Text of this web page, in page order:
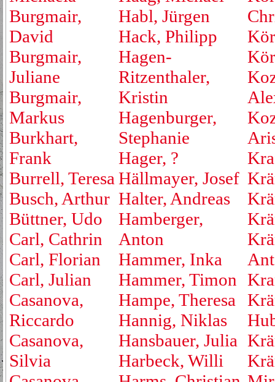
Burgmair,
David
Burgmair,
Juliane
Burgmair,
Markus
Burkhart,
Frank
Burrell, Teresa
Busch, Arthur
Büttner, Udo
Carl, Cathrin
Carl, Florian
Carl, Julian
Casanova,
Riccardo
Casanova,
Silvia
Habl, Jürgen
Hack, Philipp
Hagen-
Ritzenthaler,
Kristin
Hagenburger,
Stephanie
Hager, ?
Hällmayer, Josef
Halter, Andreas
Hamberger,
Anton
Hammer, Inka
Hammer, Timon
Hampe, Theresa
Hannig, Niklas
Hansbauer, Julia
Harbeck, Willi